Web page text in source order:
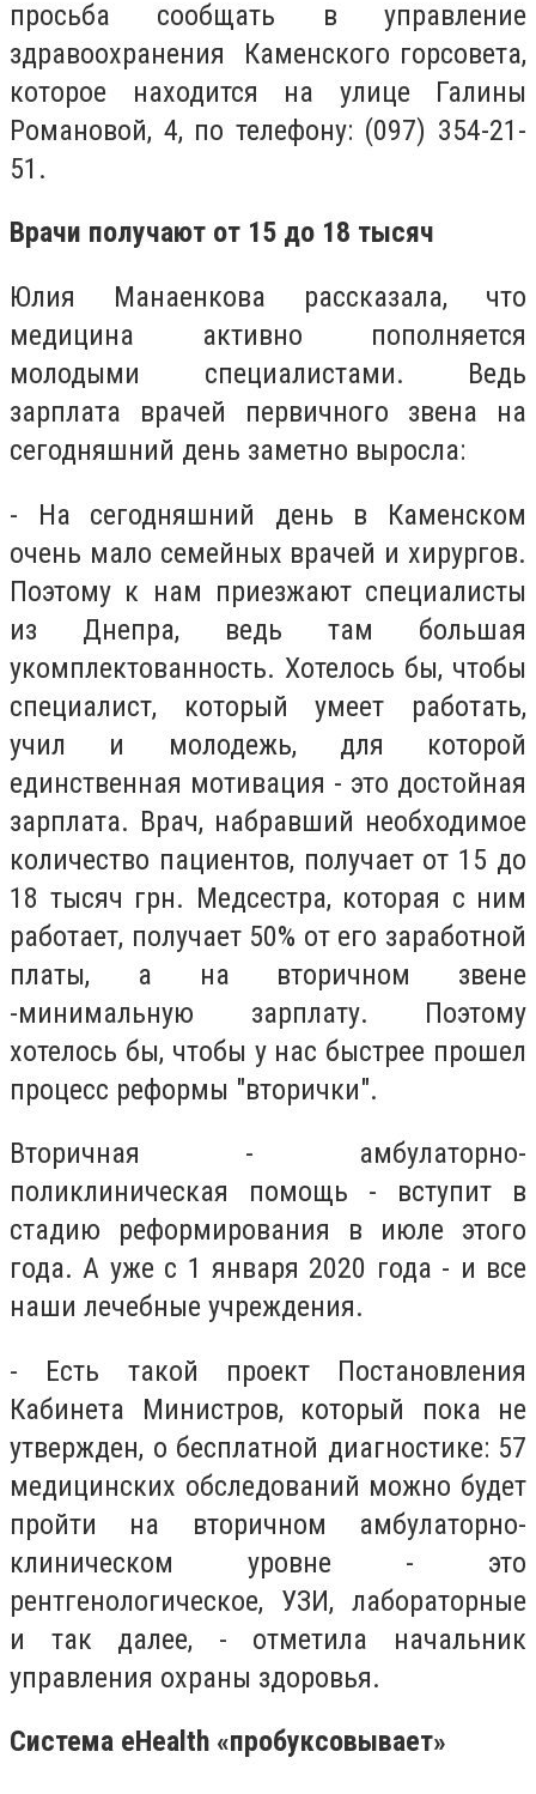
просьба сообщать в управление
здравоохранения Каменского горсовета,
которое находится на улице Галины
Романовой, 4, по телефону: (097) 354-21-
51.
Врачи получают от 15 до 18 тысяч
Юлия Манаенкова рассказала, что
медицина активно пополняется
молодыми специалистами. Ведь
зарплата врачей первичного звена на
сегодняшний день заметно выросла:
- На сегодняшний день в Каменском
очень мало семейных врачей и хирургов.
Поэтому к нам приезжают специалисты
из Днепра, ведь там большая
укомплектованность. Хотелось бы, чтобы
специалист, который умеет работать,
учил и молодежь, для которой
единственная мотивация - это достойная
зарплата. Врач, набравший необходимое
количество пациентов, получает от 15 до
18 тысяч грн. Медсестра, которая с ним
работает, получает 50% от его заработной
платы, а на вторичном звене
-минимальную зарплату. Поэтому
хотелось бы, чтобы у нас быстрее прошел
процесс реформы "вторички".
Вторичная - амбулаторно-
поликлиническая помощь - вступит в
стадию реформирования в июле этого
года. А уже с 1 января 2020 года - и все
наши лечебные учреждения.
- Есть такой проект Постановления
Кабинета Министров, который пока не
утвержден, о бесплатной диагностике: 57
медицинских обследований можно будет
пройти на вторичном амбулаторно-
клиническом уровне - это
рентгенологическое, УЗИ, лабораторные
и так далее, - отметила начальник
управления охраны здоровья.
Система eHealth «пробуксовывает»